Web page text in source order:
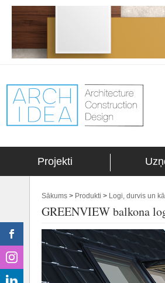
Projekti
Sākums > Produkti > Logi, durvis un
GREENVIEW balkona